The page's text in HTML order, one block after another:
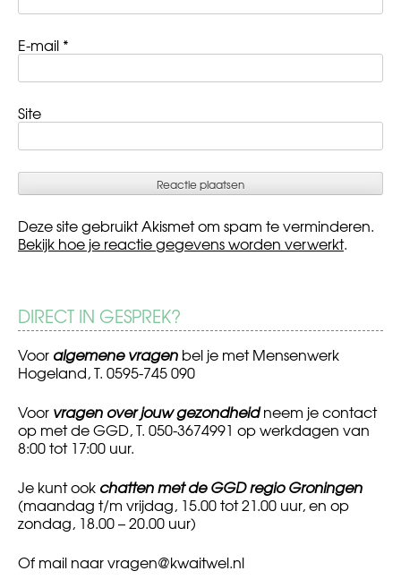
E-mail *
Site
Deze site gebruikt Akismet om spam te verminderen.
Bekijk hoe je reactie gegevens worden verwerkt.
DIRECT IN GESPREK?
Voor algemene vragen bel je met Mensenwerk
Hogeland, T. 0595-745 090
Voor vragen over jouw gezondheidneem je contact
op met de GGD, T. 050-3674991 op werkdagen van
8:00 tot 17:00 uur.
Je kunt ook chatten met de GGD regio Groningen
(maandag t/m vrijdag, 15.00 tot 21.00 uur, en op
zondag, 18.00 – 20.00 uur)
Of mail naarvragen@kwaitwel.nl